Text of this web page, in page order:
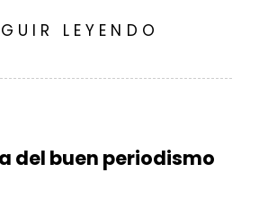
LEYENDO
del buen periodismo